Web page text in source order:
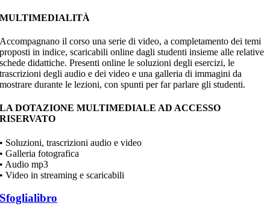
MULTIMEDIALITÀ
Accompagnano il corso una serie di video, a completamento dei temi
proposti in indice, scaricabili online dagli studenti insieme alle relative
schede didattiche. Presenti online le soluzioni degli esercizi, le
trascrizioni degli audio e dei video e una galleria di immagini da
mostrare durante le lezioni, con spunti per far parlare gli studenti.
LA DOTAZIONE MULTIMEDIALE AD ACCESSO
RISERVATO
• Soluzioni, trascrizioni audio e video
• Galleria fotografica
• Audio mp3
• Video in streaming e scaricabili
Sfoglialibro